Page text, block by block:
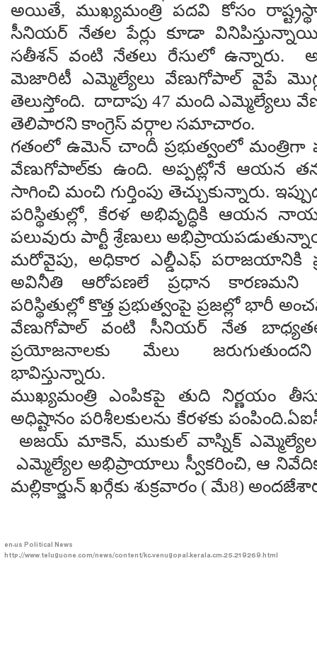
అయితే, ముఖ్యమంత్రి పదవి కోసం
సీనియర్ నేతల పేర్లు కూడా
సతీశన్ వంటి నేతలు రేసులో
మెజారిటీ ఎమ్మెల్యేలు వేణుగోపాల్ వైపే
తెలుస్తోంది. దాదాపు 47 మంది ఎమ్మెల్యేలు
తెలిపారని కాంగ్రెస్ వర్గాల సమాచారం.
గతంలో ఉమెన్ చాందీ ప్రభుత్వంలో మంత్రిగా
వేణుగోపాల్‌కు ఉంది. అప్పట్లోనే ఆయన
సాగించి మంచి గుర్తింపు తెచ్చుకున్నారు.
పరిస్థితుల్లో, కేరళ అభివృద్ధికి ఆయన
పలువురు పార్టీ శ్రేణులు
మరోవైపు, అధికార ఎల్డీఎఫ్ పరాజయానికి
అవినీతి ఆరోపణలే ప్రధాన కారణమని
పరిస్థితుల్లో కొత్త ప్రభుత్వంపై ప్రజల్లో భారీ
వేణుగోపాల్ వంటి సీనియర్ నేత
ప్రయోజనాలకు మేలు జరుగుతుందని
భావిస్తున్నారు.
ముఖ్యమంత్రి ఎంపికపై తుది నిర్ణయం
అధిష్టానం పరిశీలకులను కేరళకు
అజయ్ మాకెన్, ముకుల్ వాస్నిక్
ఎమ్మెల్యేల అభిప్రాయాలు స్వీకరించి, ఆ
మల్లికార్జున్ ఖర్గేకు శుక్రవారం ( మే8)
en-usPolitical News
http://www.teluguone.com/news/content/kc-venugopal-kerala-cm-25-219269.html